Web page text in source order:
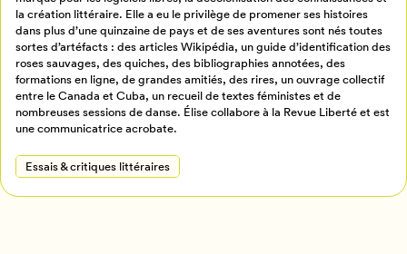
Retour à l’accueil
la création littéraire. Elle a eu le privilège de promener ses histoires
dans plus d’une quinzaine de pays et de ses aventures sont nés toutes
sortes d’artéfacts : des articles Wikipédia, un guide d’identification des
roses sauvages, des quiches, des bibliographies annotées, des
formations en ligne, de grandes amitiés, des rires, un ouvrage collectif
entre le Canada et Cuba, un recueil de textes féministes et de
nombreuses sessions de danse. Élise collabore à la Revue Liberté et est
une communicatrice acrobate.
Essais & critiques littéraires
Annuler